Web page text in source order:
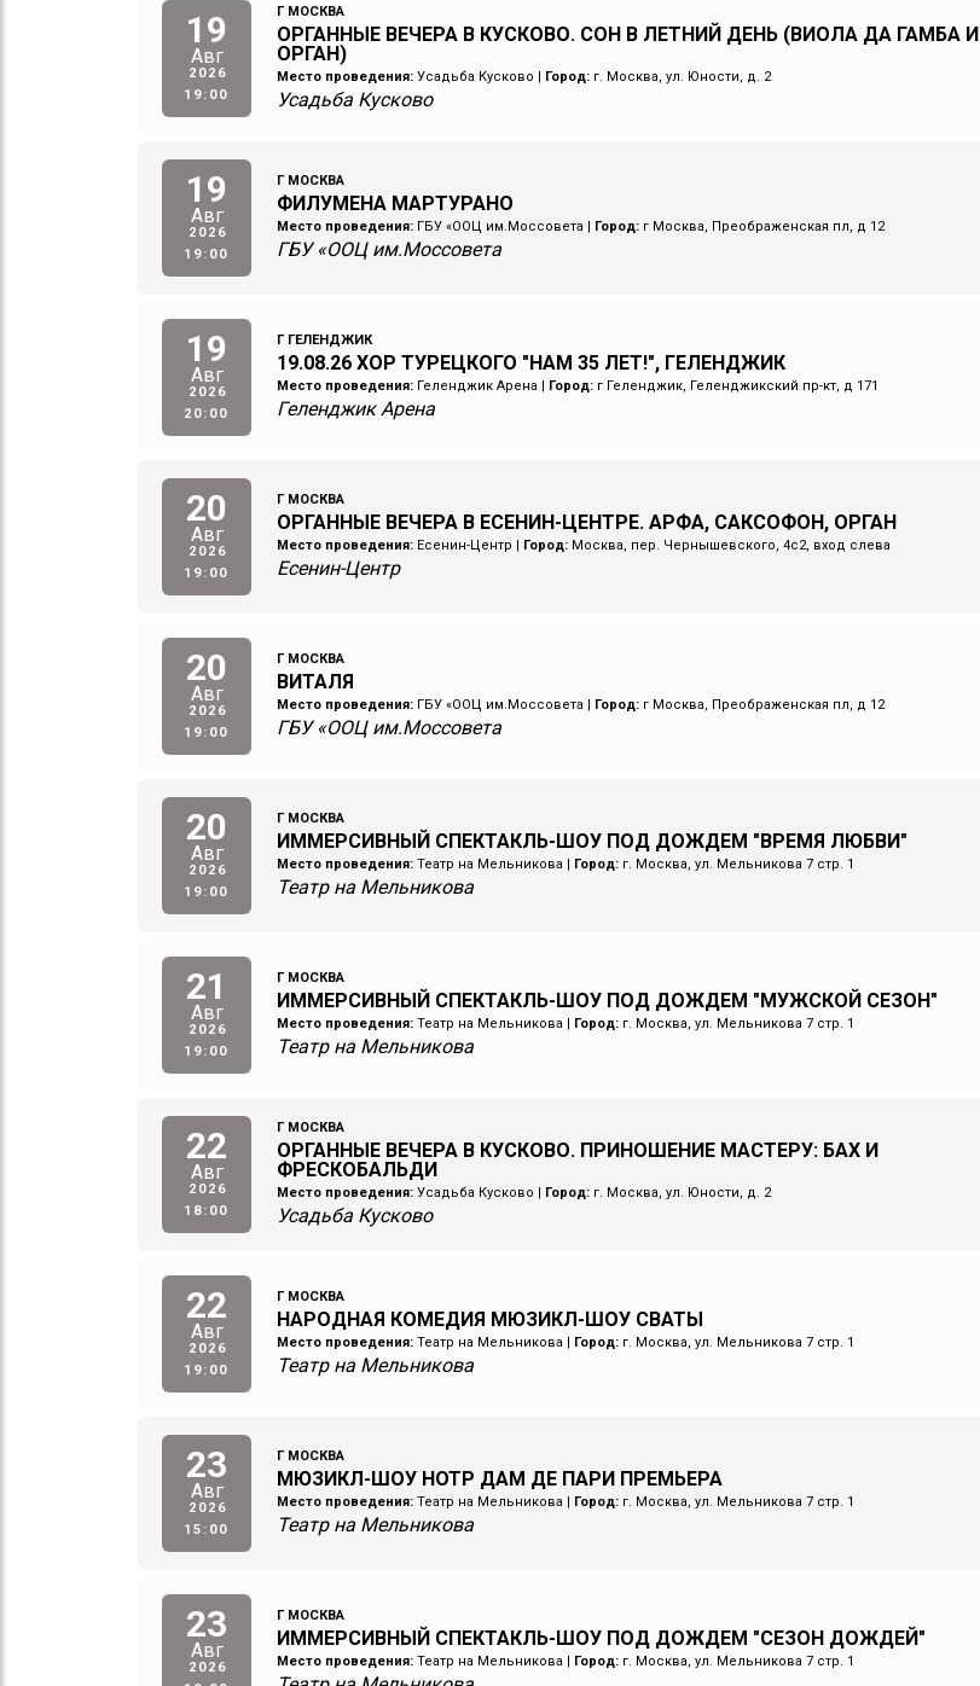
19
Авг
2026
19:00
Г МОСКВА
ОРГАННЫЕ ВЕЧЕРА В КУСКОВО. СОН В ЛЕТНИЙ ДЕНЬ (ВИОЛА ДА ГАМБА И
ОРГАН)
Место проведения:Усадьба Кусково | Город:г. Москва, ул. Юности, д. 2
Усадьба Кусково
19
Авг
2026
19:00
Г МОСКВА
ФИЛУМЕНА МАРТУРАНО
Место проведения:ГБУ «ООЦ им.Моссовета | Город:г Москва, Преображенская пл, д 12
ГБУ «ООЦ им.Моссовета
19
Авг
2026
20:00
Г ГЕЛЕНДЖИК
19.08.26 ХОР ТУРЕЦКОГО "НАМ 35 ЛЕТ!", ГЕЛЕНДЖИК
Место проведения:Геленджик Арена | Город:г Геленджик, Геленджикский пр-кт, д 171
Геленджик Арена
20
Авг
2026
19:00
Г МОСКВА
ОРГАННЫЕ ВЕЧЕРА В ЕСЕНИН-ЦЕНТРЕ. АРФА, САКСОФОН, ОРГАН
Место проведения:Есенин-Центр | Город:Москва, пер. Чернышевского, 4с2, вход слева
Есенин-Центр
20
Авг
2026
19:00
Г МОСКВА
ВИТАЛЯ
Место проведения:ГБУ «ООЦ им.Моссовета | Город:г Москва, Преображенская пл, д 12
ГБУ «ООЦ им.Моссовета
20
Авг
2026
19:00
Г МОСКВА
ИММЕРСИВНЫЙ СПЕКТАКЛЬ-ШОУ ПОД ДОЖДЕМ "ВРЕМЯ ЛЮБВИ"
Место проведения:Театр на Мельникова | Город:г. Москва, ул. Мельникова 7 стр. 1
Театр на Мельникова
21
Авг
2026
19:00
Г МОСКВА
ИММЕРСИВНЫЙ СПЕКТАКЛЬ-ШОУ ПОД ДОЖДЕМ "МУЖСКОЙ СЕЗОН"
Место проведения:Театр на Мельникова | Город:г. Москва, ул. Мельникова 7 стр. 1
Театр на Мельникова
22
Авг
2026
18:00
Г МОСКВА
ОРГАННЫЕ ВЕЧЕРА В КУСКОВО. ПРИНОШЕНИЕ МАСТЕРУ: БАХ И
ФРЕСКОБАЛЬДИ
Место проведения:Усадьба Кусково | Город:г. Москва, ул. Юности, д. 2
Усадьба Кусково
22
Авг
2026
19:00
Г МОСКВА
НАРОДНАЯ КОМЕДИЯ МЮЗИКЛ-ШОУ СВАТЫ
Место проведения:Театр на Мельникова | Город:г. Москва, ул. Мельникова 7 стр. 1
Театр на Мельникова
23
Авг
2026
15:00
Г МОСКВА
МЮЗИКЛ-ШОУ НОТР ДАМ ДЕ ПАРИ ПРЕМЬЕРА
Место проведения:Театр на Мельникова | Город:г. Москва, ул. Мельникова 7 стр. 1
Театр на Мельникова
23
Авг
2026
Г МОСКВА
ИММЕРСИВНЫЙ СПЕКТАКЛЬ-ШОУ ПОД ДОЖДЕМ "СЕЗОН ДОЖДЕЙ"
Место проведения:Театр на Мельникова | Город:г. Москва, ул. Мельникова 7 стр. 1